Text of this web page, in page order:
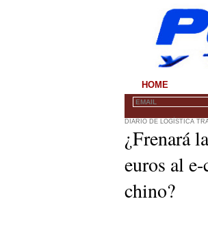
HOME
DIARIO DE LOGÍSTICA
¿Frenará
euros al
chino?